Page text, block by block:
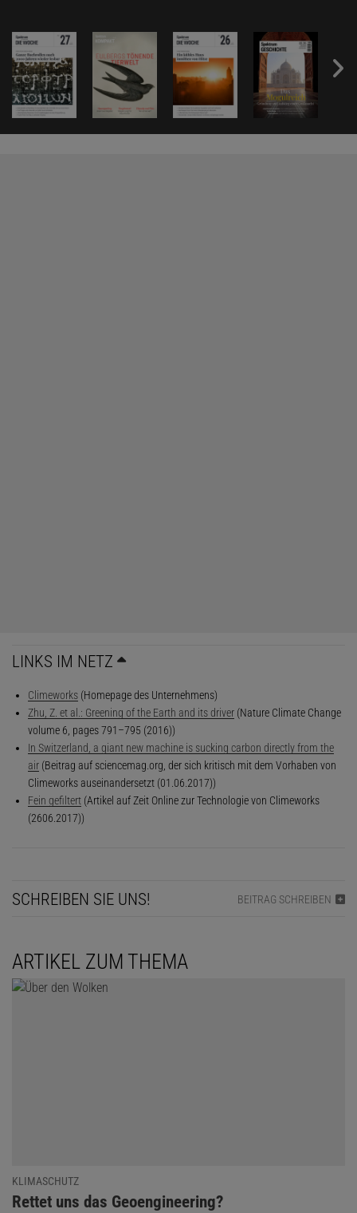
LINKS IM NETZ
Climeworks (Homepage des Unternehmens)
Zhu, Z. et al.: Greening of the Earth and its driver (Nature Climate Change
volume 6, pages 791–795 (2016))
In Switzerland, a giant new machine is sucking carbon directly from the
air (Beitrag auf sciencemag.org, der sich kritisch mit dem Vorhaben von
Climeworks auseinandersetzt (01.06.2017))
Fein gefiltert (Artikel auf Zeit Online zur Technologie von Climeworks
(2606.2017))
SCHREIBEN SIE UNS! BEITRAG SCHREIBEN
ARTIKEL ZUM THEMA
KLIMASCHUTZ
:
Rettet uns das Geoengineering?